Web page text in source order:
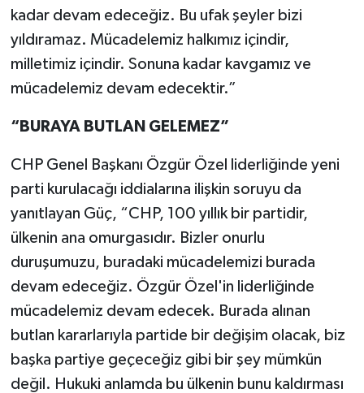
kadar devam edeceğiz. Bu ufak şeyler bizi
yıldıramaz. Mücadelemiz halkımız içindir,
milletimiz içindir. Sonuna kadar kavgamız ve
mücadelemiz devam edecektir.”
“BURAYA BUTLAN GELEMEZ”
CHP Genel Başkanı Özgür Özel liderliğinde yeni
parti kurulacağı iddialarına ilişkin soruyu da
yanıtlayan Güç, “CHP, 100 yıllık bir partidir,
ülkenin ana omurgasıdır. Bizler onurlu
duruşumuzu, buradaki mücadelemizi burada
devam edeceğiz. Özgür Özel'in liderliğinde
mücadelemiz devam edecek. Burada alınan
butlan kararlarıyla partide bir değişim olacak, biz
başka partiye geçeceğiz gibi bir şey mümkün
değil. Hukuki anlamda bu ülkenin bunu kaldırması